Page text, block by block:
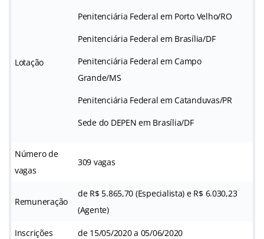
Lotação
Penitenciária Federal em Porto Velho/RO
Penitenciária Federal em Brasília/DF
Penitenciária Federal em Campo
Grande/MS
Penitenciária Federal em Catanduvas/PR
Sede do DEPEN em Brasília/DF
Número de
vagas
309 vagas
Remuneração
de R$ 5.865,70 (Especialista) e R$ 6.030,23
(Agente)
Inscrições de 15/05/2020 a 05/06/2020